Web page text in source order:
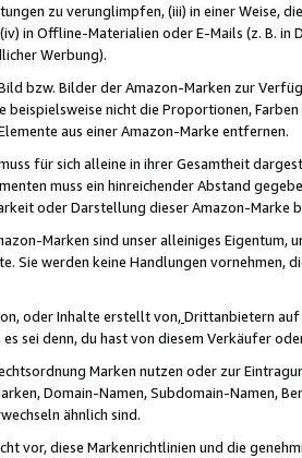
zu verunglimpfen, (iii) in einer Weise,
in Offline-Materialien oder E-Mails (z. B. in
Werbung).
bzw. Bilder der Amazon-Marken zur
beispielsweise nicht die Proportionen,
aus einer Amazon-Marke entfernen.
für sich alleine in ihrer Gesamtheit
muss ein hinreichender Abstand
oder Darstellung dieser Amazon-Marke
Marken sind unser alleiniges
Sie werden keine Handlungen vornehmen,
oder Inhalte erstellt von,Drittanbietern auf
sei denn, du hast von diesem Verkäufer
Marken nutzen oder zur
Domain-Namen, Subdomain-Namen,
ähnlich sind.
vor, diese Markenrichtlinien und die